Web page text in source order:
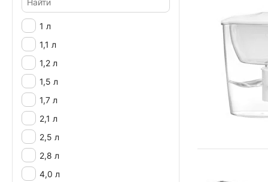
1 л
1,1 л
1,2 л
1,5 л
1,7 л
2,1 л
2,5 л
2,8 л
4,0 л